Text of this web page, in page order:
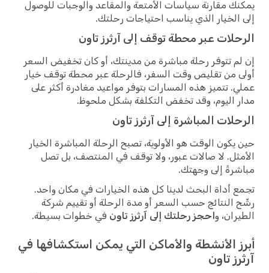
يمكنك مقارنة سياسات الأمتعة والمقاعد والوجبات للوصول
إلى الخيار الذي يناسب احتياجات رحلتك.
الرحلات عبر محطة توقف إلى آرثرز تاون
إن لم تتوفر رحلة مباشرة من مدينتك، أو كان تخفيض السعر
أولى من تقليص وقت السفر، فالرحلة عبر محطة توقف خيار
عملي. تتميز هذه المسارات بتوفر مواعيد مغادرة أكثر على
مدار اليوم، وقد تخفض التكلفة بشكل ملحوظ.
الرحلات المباشرة إلى آرثرز تاون
حين يكون الوقت هو الأولوية، تصبح الرحلة المباشرة الخيار
الأمثل. لا صالات عبور، ولا توقف في المنتصف، بل تصل
مباشرةً إلى وجهتك.
تجمع أداة البحث لدينا كل هذه الخيارات في مكان واحد.
رشّح النتائج حسب السعر أو مدة الرحلة أو تقييم شركة
الطيران، واحجز رحلتك إلى آرثرز تاون في خطوات بسيطة.
أبرز الأنشطة والأماكن التي يمكن استكشافها في
آرثرز تاون